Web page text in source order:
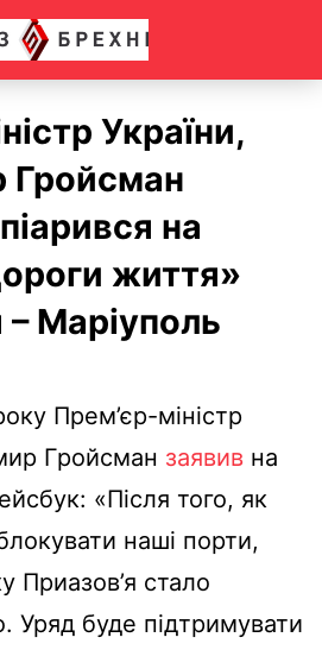
України,
Гройсман
на
життя»
Маріуполь
Прем’єр-міністр
Гройсман заявив на
«Після того, як
наші порти,
Приазов’я стало
Уряд буде підтримувати